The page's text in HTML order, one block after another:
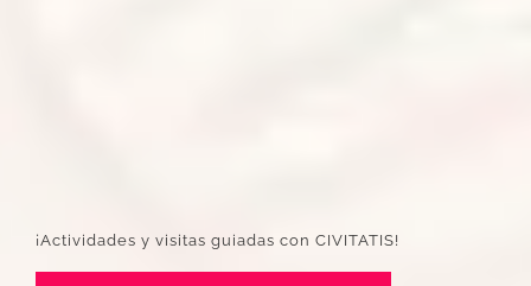
¡Actividades y visitas guiadas con CIVITATIS!